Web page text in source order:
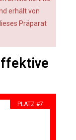
erhält von
Präparat
PLATZ #7